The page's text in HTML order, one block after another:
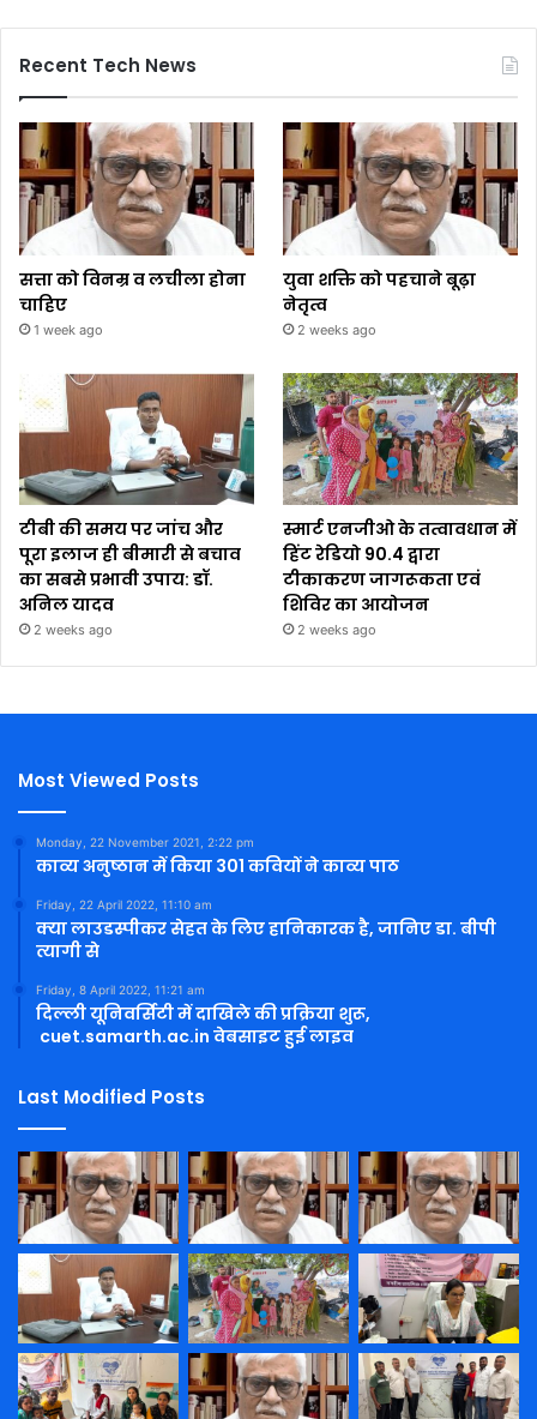
Recent Tech News
सत्ता को विनम्र व लचीला होना
चाहिए
1 week ago
युवा शक्ति को पहचाने बूढ़ा
नेतृत्व
2 weeks ago
टीबी की समय पर जांच और
पूरा इलाज ही बीमारी से बचाव
का सबसे प्रभावी उपाय: डॉ.
अनिल यादव
2 weeks ago
स्मार्ट एनजीओ के तत्वावधान में
हिंट रेडियो 90.4 द्वारा
टीकाकरण जागरूकता एवं
शिविर का आयोजन
2 weeks ago
Most Viewed Posts
Monday, 22 November 2021, 2:22 pm
काव्य अनुष्ठान में किया 301 कवियों ने काव्य पाठ
Friday, 22 April 2022, 11:10 am
क्या लाउडस्पीकर सेहत के लिए हानिकारक है, जानिए डा. बीपी
त्यागी से
Friday, 8 April 2022, 11:21 am
दिल्ली यूनिवर्सिटी में दाखिले की प्रक्रिया शुरू,
cuet.samarth.ac.in वेबसाइट हुई लाइव
Last Modified Posts